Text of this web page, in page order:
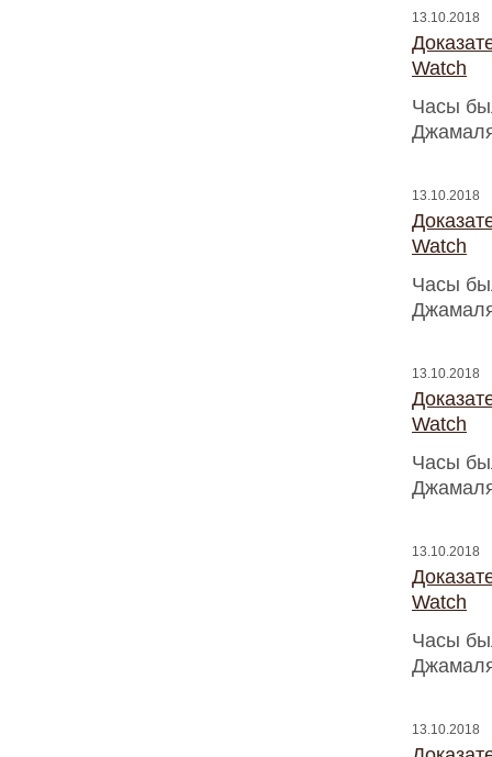
13.10.2018
Watch
Часы
13.10.2018
Watch
Часы
13.10.2018
Watch
Часы
13.10.2018
Watch
Часы
13.10.2018